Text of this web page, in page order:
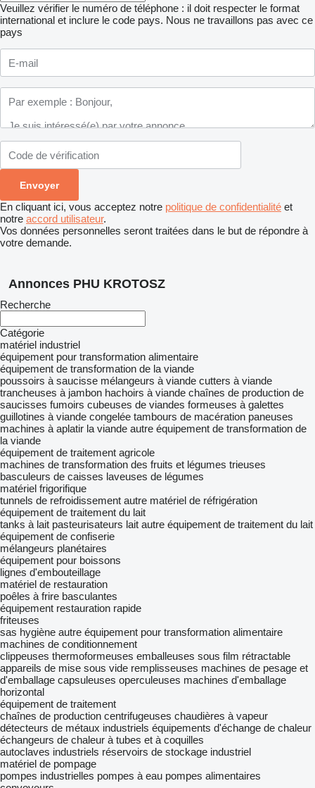
Veuillez vérifier le numéro de téléphone : il doit respecter le format
international et inclure le code pays. Nous ne travaillons pas avec ce
pays
En cliquant ici, vous acceptez notre politique de confidentialité et
notre accord utilisateur.
Vos données personnelles seront traitées dans le but de répondre à
votre demande.
Annonces PHU KROTOSZ
Recherche
Catégorie
matériel industriel
équipement pour transformation alimentaire
équipement de transformation de la viande
poussoirs à saucisse mélangeurs à viande cutters à viande
trancheuses à jambon hachoirs à viande chaînes de production de
saucisses fumoirs cubeuses de viandes formeuses à galettes
guillotines à viande congelée tambours de macération paneuses
machines à aplatir la viande autre équipement de transformation de
la viande
équipement de traitement agricole
machines de transformation des fruits et légumes trieuses
basculeurs de caisses laveuses de légumes
matériel frigorifique
tunnels de refroidissement autre matériel de réfrigération
équipement de traitement du lait
tanks à lait pasteurisateurs lait autre équipement de traitement du lait
équipement de confiserie
mélangeurs planétaires
équipement pour boissons
lignes d'embouteillage
matériel de restauration
poêles à frire basculantes
équipement restauration rapide
friteuses
sas hygiène autre équipement pour transformation alimentaire
machines de conditionnement
clippeuses thermoformeuses emballeuses sous film rétractable
appareils de mise sous vide remplisseuses machines de pesage et
d'emballage capsuleuses operculeuses machines d'emballage
horizontal
équipement de traitement
chaînes de production centrifugeuses chaudières à vapeur
détecteurs de métaux industriels équipements d'échange de chaleur
échangeurs de chaleur à tubes et à coquilles
autoclaves industriels réservoirs de stockage industriel
matériel de pompage
pompes industrielles pompes à eau pompes alimentaires